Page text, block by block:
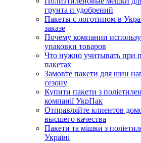
грунта и удобрений
Пакеты с логотипом в
заказе
Почему компании
упаковки товаров
Что нужно учитывать при
пакетах
Замовте пакети для шин
сезону
Купити пакети з
компанії УкрПак
Отправляйте клиентов
высшего качества
Пакети та мішки з
Україні